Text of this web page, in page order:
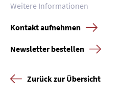
Weitere Informationen
Kontakt aufnehmen
Newsletter bestellen
Zurück zur Übersicht